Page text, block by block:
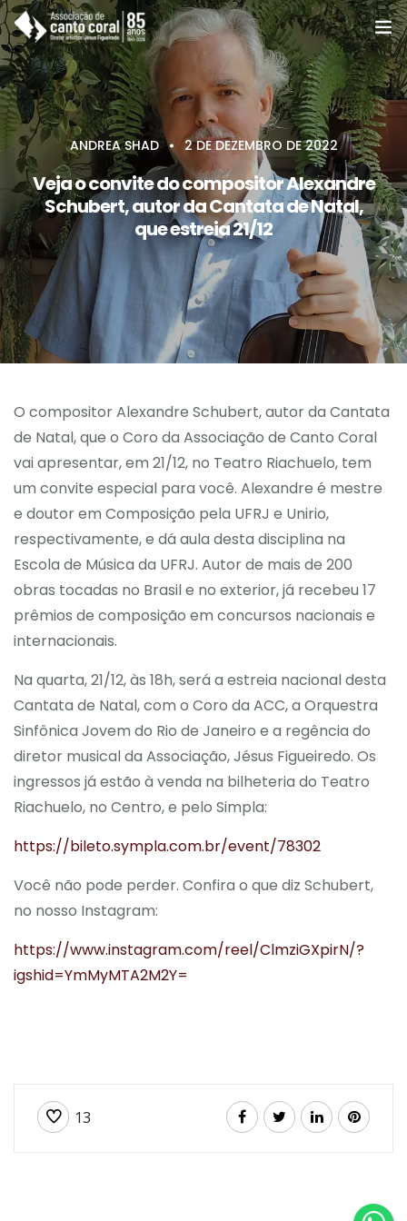
A ACC
Coros e Grupos
Cursos
Notícias e eventos
Agenda e programas
Apoie
Associe-se
ANDREA SHAD 2 DE DEZEMBRO DE 2022
Veja o convite do compositor Alexandre
Schubert, autor da Cantata de Natal,
que estreia 21/12
O compositor Alexandre Schubert, autor da Cantata
de Natal, que o Coro da Associação de Canto Coral
vai apresentar, em 21/12, no Teatro Riachuelo, tem
um convite especial para você. Alexandre é mestre
e doutor em Composição pela UFRJ e Unirio,
respectivamente, e dá aula desta disciplina na
Escola de Música da UFRJ. Autor de mais de 200
obras tocadas no Brasil e no exterior, já recebeu 17
prêmios de composição em concursos nacionais e
internacionais.
Na quarta, 21/12, às 18h, será a estreia nacional desta
Cantata de Natal, com o Coro da ACC, a Orquestra
Sinfônica Jovem do Rio de Janeiro e a regência do
diretor musical da Associação, Jésus Figueiredo. Os
ingressos já estão à venda na bilheteria do Teatro
Riachuelo, no Centro, e pelo Simpla:
https://bileto.sympla.com.br/event/78302
Você não pode perder. Confira o que diz Schubert,
no nosso Instagram:
https://www.instagram.com/reel/ClmziGXpirN/?
igshid=YmMyMTA2M2Y=
13